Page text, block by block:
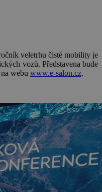
veletrhu čisté mobility je
vozů. Představena bude
webu www.e-salon.cz.